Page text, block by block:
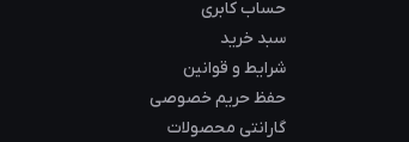
حساب کابری
سبد خرید
شرایط و قوانین
حفظ حریم خصوصی
گارانتی محصولات